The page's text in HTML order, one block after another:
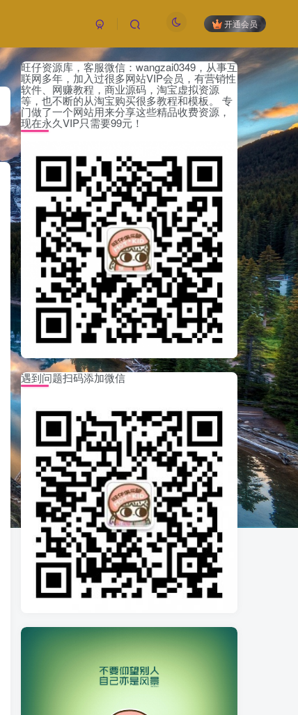
开通会员
旺仔资源库，客服微信：wangzai0349，从事互
联网多年，加入过很多网站VIP会员，有营销性
软件、网赚教程，商业源码，淘宝虚拟资源
等，也不断的从淘宝购买很多教程和模板。 专
门做了一个网站用来分享这些精品收费资源，
现在永久VIP只需要99元！
遇到问题扫码添加微信